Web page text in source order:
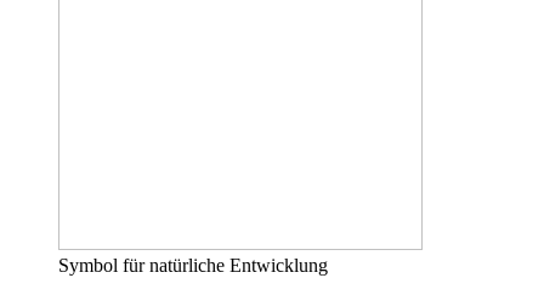
Symbol für natürliche Entwicklung